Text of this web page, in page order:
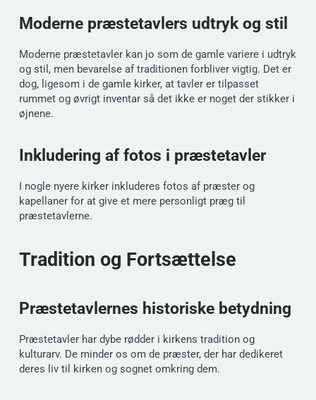
Moderne præstetavlers udtryk og stil
Moderne præstetavler kan jo som de gamle variere i udtryk
og stil, men bevarelse af traditionen forbliver vigtig. Det er
dog, ligesom i de gamle kirker, at tavler er tilpasset
rummet og øvrigt inventar så det ikke er noget der stikker i
øjnene.
Inkludering af fotos i præstetavler
I nogle nyere kirker inkluderes fotos af præster og
kapellaner for at give et mere personligt præg til
præstetavlerne.
Tradition og Fortsættelse
Præstetavlernes historiske betydning
Præstetavler har dybe rødder i kirkens tradition og
kulturarv. De minder os om de præster, der har dedikeret
deres liv til kirken og sognet omkring dem.